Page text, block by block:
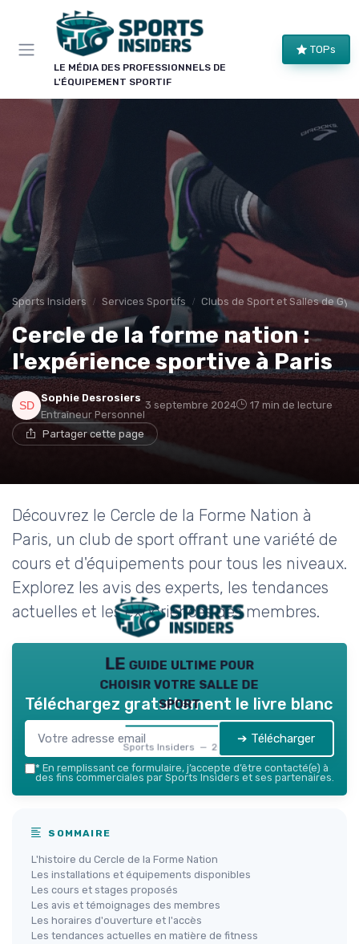
LE MÉDIA DES PROFESSIONNELS DE
L'ÉQUIPEMENT SPORTIF
TOPs
Sports Insiders Services Sportifs Clubs de Sport et Salles de Gym
Cercle de la forme nation :
l'expérience sportive à Paris
Sophie Desrosiers
Entraîneur Personnel
3 septembre 2024 17 min de lecture
Partager cette page
Découvrez le Cercle de la Forme Nation à
Paris, un club de sport offrant une variété de
cours et d'équipements pour tous les niveaux.
Explorez les avis des experts, les tendances
actuelles et les expériences des membres.
LE guide ultime pour
choisir votre salle de
sport
Sports Insiders — 2026
Téléchargez gratuitement le livre blanc
➔ Télécharger
* En remplissant ce formulaire, j’accepte d’être contacté(e) à
des fins commerciales par Sports Insiders et ses partenaires.
SOMMAIRE
L'histoire du Cercle de la Forme Nation
Les installations et équipements disponibles
Les cours et stages proposés
Les avis et témoignages des membres
Les horaires d'ouverture et l'accès
Les tendances actuelles en matière de fitness
Panneau de gestion des cookies